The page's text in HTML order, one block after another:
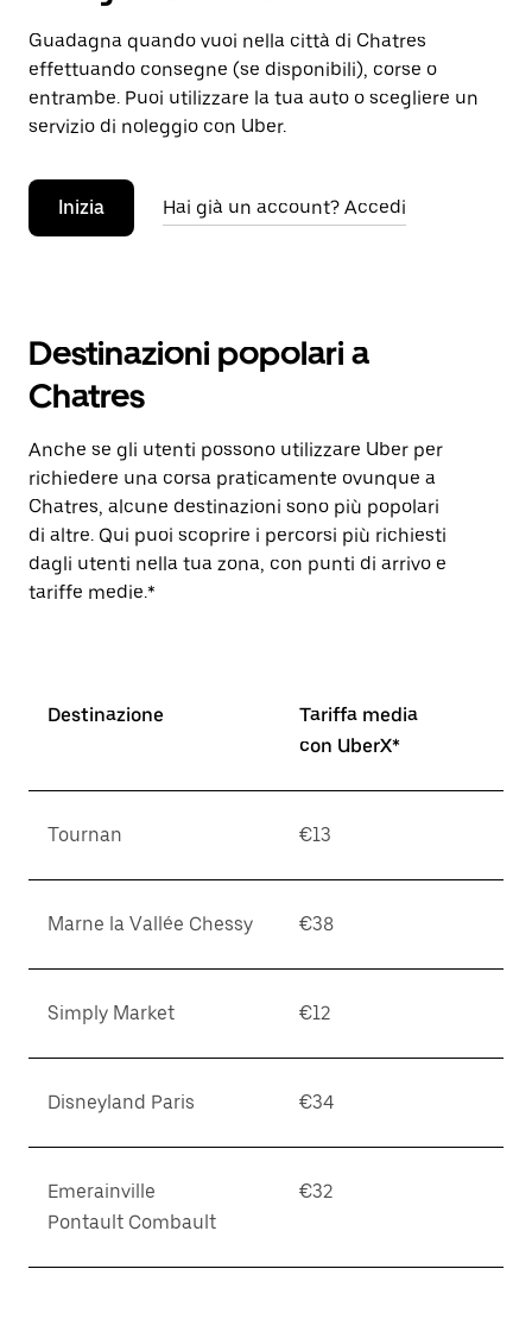
Guadagna quando vuoi nella città di Chatres
effettuando consegne (se disponibili), corse o
entrambe. Puoi utilizzare la tua auto o scegliere un
servizio di noleggio con Uber.
Inizia Hai già un account? Accedi
Destinazioni popolari a
Chatres
Anche se gli utenti possono utilizzare Uber per
richiedere una corsa praticamente ovunque a
Chatres, alcune destinazioni sono più popolari
di altre. Qui puoi scoprire i percorsi più richiesti
dagli utenti nella tua zona, con punti di arrivo e
tariffe medie.*
Destinazione
Tariffa media
con UberX*
Tournan €13
Marne la Vallée Chessy €38
Simply Market €12
Disneyland Paris €34
Emerainville
Pontault Combault
€32